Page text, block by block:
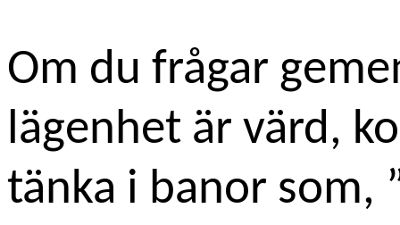
Om du frågar
lägenhet är värd,
tänka i banor som,